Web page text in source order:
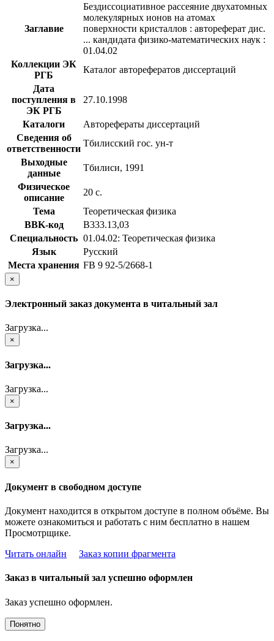
Заглавие
Бездиссоциативное рассеяние двухатомных
молекулярных ионов на атомах
поверхности кристаллов : автореферат дис.
... кандидата физико-математических наук :
01.04.02
Коллекции ЭК
РГБ
Каталог авторефератов диссертаций
Дата
поступления в
ЭК РГБ
27.10.1998
Каталоги
Авторефераты диссертаций
Сведения об
ответственности
Тбилисский гос. ун-т
Выходные
данные
Тбилиси, 1991
Физическое
описание
20 с.
Тема
Теоретическая физика
BBK-код
В333.13,03
Специальность 01.04.02: Теоретическая физика
Язык
Русский
Места хранения FB 9 92-5/2668-1
×
Электронный заказ документа в читальный зал
Загрузка...
×
Загрузка...
Загрузка...
×
Загрузка...
Загрузка...
×
Документ в свободном доступе
Документ находится в открытом доступе в полном объёме. Вы
можете ознакомиться и работать с ним бесплатно в нашем
Просмотрщике.
Читать онлайн
Заказ копии фрагмента
Заказ в читальный зал успешно оформлен
Заказ успешно оформлен.
Понятно